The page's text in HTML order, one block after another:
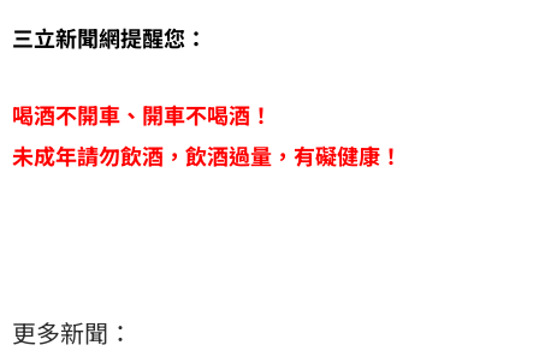
三立新聞網提醒您：
喝酒不開車、開車不喝酒！
未成年請勿飲酒，飲酒過量，有礙健康！
更多新聞：